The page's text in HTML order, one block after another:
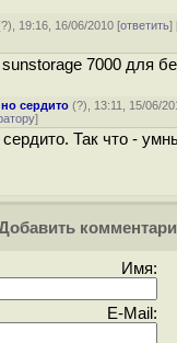
?), 19:16, 16/06/2010 [ответить]
7000 для
сердито (?), 13:11, 15/06/
]
Так что -
Имя:
E-Mail: